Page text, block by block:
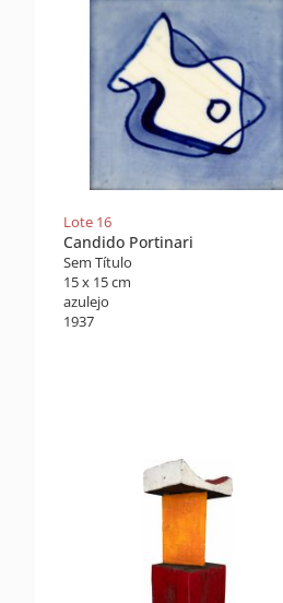
Lote 16
Candido Portinari
Sem Título
15 x 15 cm
azulejo
1937